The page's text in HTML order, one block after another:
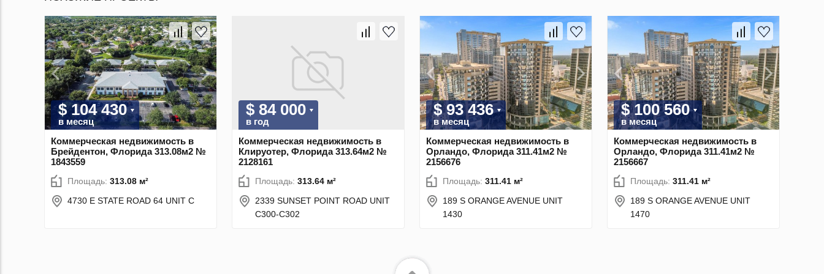
$ 104 430
в месяц
Коммерческая недвижимость в
Брейдентон, Флорида 313.08м2 №
1843559
Площадь: 313.08 м²
4730 E STATE ROAD 64 UNIT C
$ 84 000
в год
Коммерческая недвижимость в
Клируотер, Флорида 313.64м2 №
2128161
Площадь: 313.64 м²
2339 SUNSET POINT ROAD UNIT
C300-C302
$ 93 436
в месяц
Коммерческая недвижимость в
Орландо, Флорида 311.41м2 №
2156676
Площадь: 311.41 м²
189 S ORANGE AVENUE UNIT
1430
$ 100 560
в месяц
Коммерческая недвижимость в
Орландо, Флорида 311.41м2 №
2156667
Площадь: 311.41 м²
189 S ORANGE AVENUE UNIT
1470